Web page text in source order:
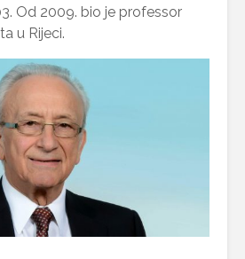
Od 2009. bio je professor
u Rijeci.